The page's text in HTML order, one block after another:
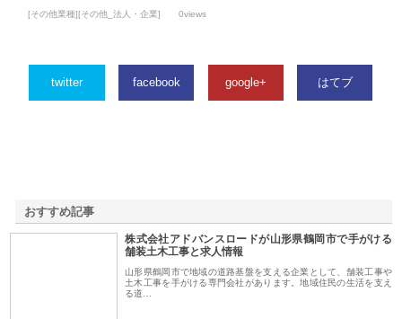
[その他業種][その他_法人・企業] 0views
twitter facebook google+ はてブ
おすすめ記事
株式会社アドバンスロードが山形県鶴岡市で手がける
舗装土木工事と求人情報
山形県鶴岡市で地域の道路基盤を支える企業として、舗装工事や
土木工事を手がける専門会社があります。地域住民の生活を支え
る道…